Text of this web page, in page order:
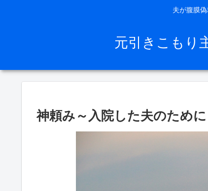
夫が腹膜
元引きこもり
神頼み～入院した夫のために